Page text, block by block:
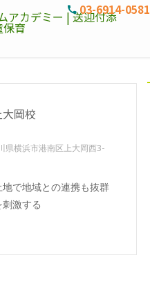
03-6914-0581
県横浜市港南区上大岡西3-
で地域との連携も抜群
激する